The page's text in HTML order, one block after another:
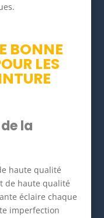
BONNE
LES
la
haute qualité
de haute qualité
éclaire chaque
imperfection